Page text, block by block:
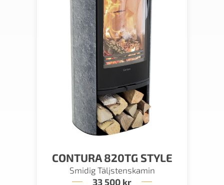
CONTURA 820TG STYLE
Smidig Täljstenskamin
33 500 kr